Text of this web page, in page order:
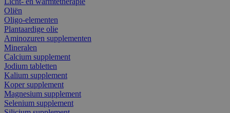
Oliën
Oligo-elementen
Plantaardige olie
Aminozuren supplementen
Mineralen
Calcium supplement
Jodium tabletten
Kalium supplement
Koper supplement
Magnesium supplement
Selenium supplement